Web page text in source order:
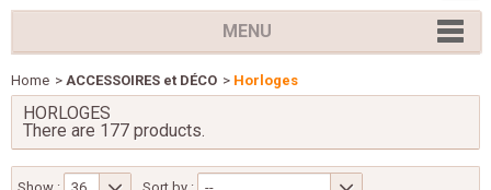
MENU
Home > ACCESSOIRES et DÉCO > Horloges
HORLOGES
There are 177 products.